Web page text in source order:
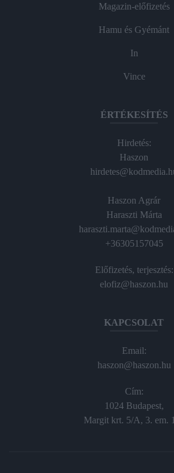
Magazin-előfizetés
Hamu és Gyémánt
In
Vince
ÉRTÉKESÍTÉS
Hirdetés:
Haszon
Haszon Agrár
Haraszti Márta
+36305157045
Előfizetés, terjesztés:
elofiz@haszon.hu
KAPCSOLAT
Email:
haszon@haszon.hu
Cím:
1024 Budapest,
Margit krt. 5/A, 3. em.